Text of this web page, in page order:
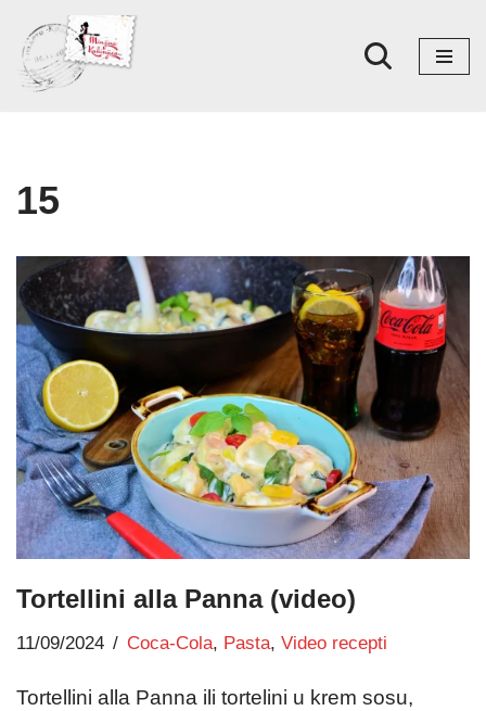
Skoči
na
15
Tortellini alla Panna (video)
11/09/2024 Coca-Cola, Pasta, Video recepti
Tortellini alla Panna ili tortelini u krem sosu,